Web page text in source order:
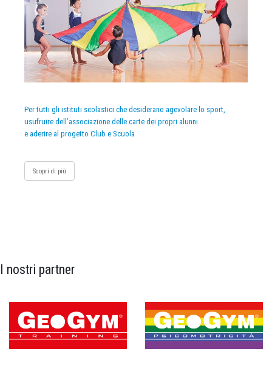
Per tutti gli istituti scolastici che desiderano agevolare lo sport,
usufruire dell’associazione delle carte dei propri alunni
e aderire al progetto Club e Scuola
Scopri di più
I nostri partner